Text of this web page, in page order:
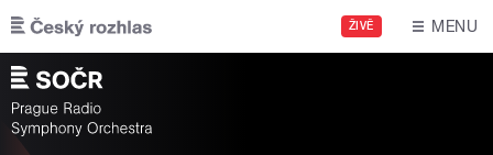
Skip to main content
ŽIVĚ MENU